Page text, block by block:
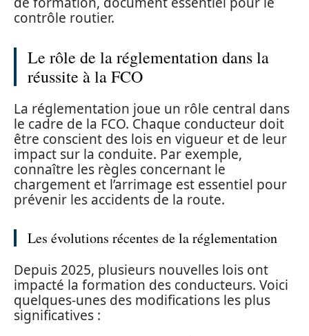
contrôle routier.
Le rôle de la réglementation dans la
réussite à la FCO
La réglementation joue un rôle central dans
le cadre de la FCO. Chaque conducteur doit
être conscient des lois en vigueur et de leur
impact sur la conduite. Par exemple,
connaître les règles concernant le
chargement et l’arrimage est essentiel pour
prévenir les accidents de la route.
Les évolutions récentes de la réglementation
Depuis 2025, plusieurs nouvelles lois ont
impacté la formation des conducteurs. Voici
quelques-unes des modifications les plus
significatives :